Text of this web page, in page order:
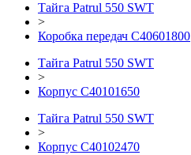
Тайга Patrul 550 SWT
>
Коробка передач С40601800
Тайга Patrul 550 SWT
>
Корпус С40101650
Тайга Patrul 550 SWT
>
Корпус С40102470